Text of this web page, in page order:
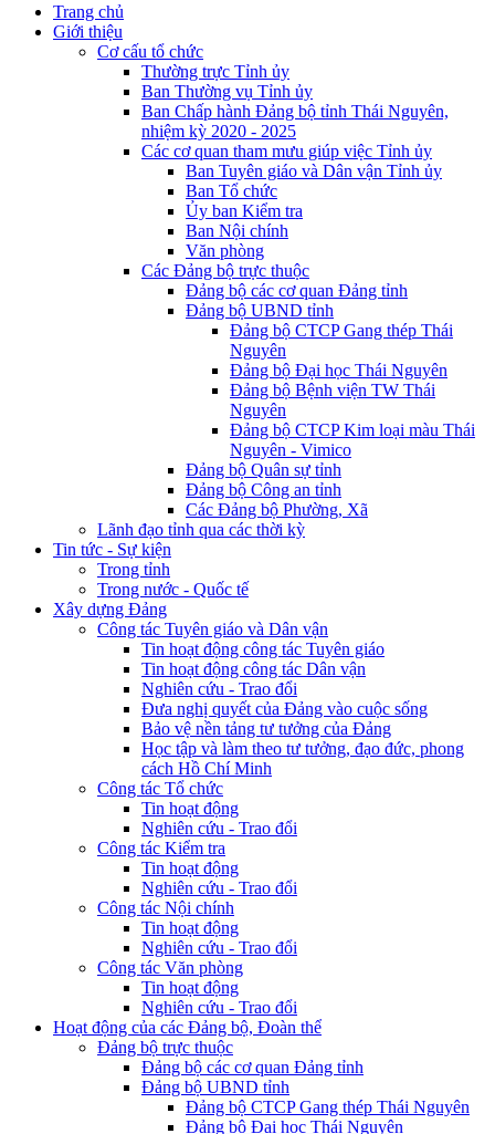
Trang chủ
Giới thiệu
Cơ cấu tổ chức
Thường trực Tỉnh ủy
Ban Thường vụ Tỉnh ủy
Ban Chấp hành Đảng bộ tỉnh Thái Nguyên,
nhiệm kỳ 2020 - 2025
Các cơ quan tham mưu giúp việc Tỉnh ủy
Ban Tuyên giáo và Dân vận Tỉnh ủy
Ban Tổ chức
Ủy ban Kiểm tra
Ban Nội chính
Văn phòng
Các Đảng bộ trực thuộc
Đảng bộ các cơ quan Đảng tỉnh
Đảng bộ UBND tỉnh
Đảng bộ CTCP Gang thép Thái
Nguyên
Đảng bộ Đại học Thái Nguyên
Đảng bộ Bệnh viện TW Thái
Nguyên
Đảng bộ CTCP Kim loại màu Thái
Nguyên - Vimico
Đảng bộ Quân sự tỉnh
Đảng bộ Công an tỉnh
Các Đảng bộ Phường, Xã
Lãnh đạo tỉnh qua các thời kỳ
Tin tức - Sự kiện
Trong tỉnh
Trong nước - Quốc tế
Xây dựng Đảng
Công tác Tuyên giáo và Dân vận
Tin hoạt động công tác Tuyên giáo
Tin hoạt động công tác Dân vận
Nghiên cứu - Trao đổi
Đưa nghị quyết của Đảng vào cuộc sống
Bảo vệ nền tảng tư tưởng của Đảng
Học tập và làm theo tư tưởng, đạo đức, phong
cách Hồ Chí Minh
Công tác Tổ chức
Tin hoạt động
Nghiên cứu - Trao đổi
Công tác Kiểm tra
Tin hoạt động
Nghiên cứu - Trao đổi
Công tác Nội chính
Tin hoạt động
Nghiên cứu - Trao đổi
Công tác Văn phòng
Tin hoạt động
Nghiên cứu - Trao đổi
Hoạt động của các Đảng bộ, Đoàn thể
Đảng bộ trực thuộc
Đảng bộ các cơ quan Đảng tỉnh
Đảng bộ UBND tỉnh
Đảng bộ CTCP Gang thép Thái Nguyên
Đảng bộ Đại học Thái Nguyên